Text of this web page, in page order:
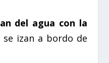
del agua con la
se izan a bordo de